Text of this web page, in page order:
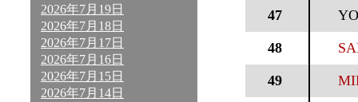
2026年7月19日
2026年7月18日
2026年7月17日
2026年7月16日
2026年7月15日
2026年7月14日
47
48
49